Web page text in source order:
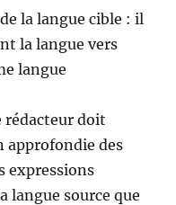
la langue cible : il
la langue vers
langue
rédacteur doit
approfondie des
expressions
langue source que